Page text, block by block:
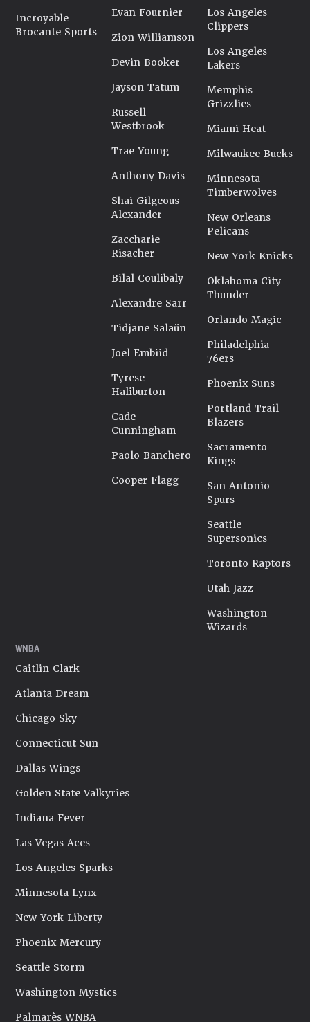
Incroyable
Brocante Sports
Evan Fournier
Zion Williamson
Devin Booker
Jayson Tatum
Russell
Westbrook
Trae Young
Anthony Davis
Shai Gilgeous-
Alexander
Zaccharie
Risacher
Bilal Coulibaly
Alexandre Sarr
Tidjane Salaün
Joel Embiid
Tyrese
Haliburton
Cade
Cunningham
Paolo Banchero
Cooper Flagg
Los Angeles
Clippers
Los Angeles
Lakers
Memphis
Grizzlies
Miami Heat
Milwaukee Bucks
Minnesota
Timberwolves
New Orleans
Pelicans
New York Knicks
Oklahoma City
Thunder
Orlando Magic
Philadelphia
76ers
Phoenix Suns
Portland Trail
Blazers
Sacramento
Kings
San Antonio
Spurs
Seattle
Supersonics
Toronto Raptors
Utah Jazz
Washington
Wizards
WNBA
Caitlin Clark
Atlanta Dream
Chicago Sky
Connecticut Sun
Dallas Wings
Golden State Valkyries
Indiana Fever
Las Vegas Aces
Los Angeles Sparks
Minnesota Lynx
New York Liberty
Phoenix Mercury
Seattle Storm
Washington Mystics
Palmarès WNBA